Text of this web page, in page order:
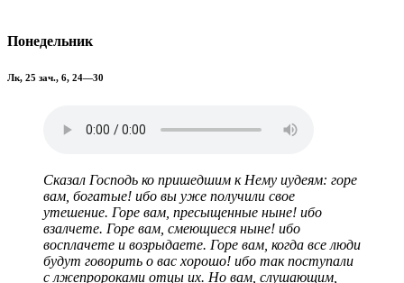
Понедельник
Лк, 25 зач., 6, 24—30
Сказал Господь ко пришедшим к Нему иудеям: горе
вам, богатые! ибо вы уже получили свое
утешение. Горе вам, пресыщенные ныне! ибо
взалчете. Горе вам, смеющиеся ныне! ибо
восплачете и возрыдаете. Горе вам, когда все люди
будут говорить о вас хорошо! ибо так поступали
с лжепророками отцы их. Но вам, слушающим,